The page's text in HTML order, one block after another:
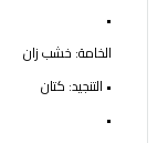
•
الخامة: خشب زان
• التنجيد: كتان
•